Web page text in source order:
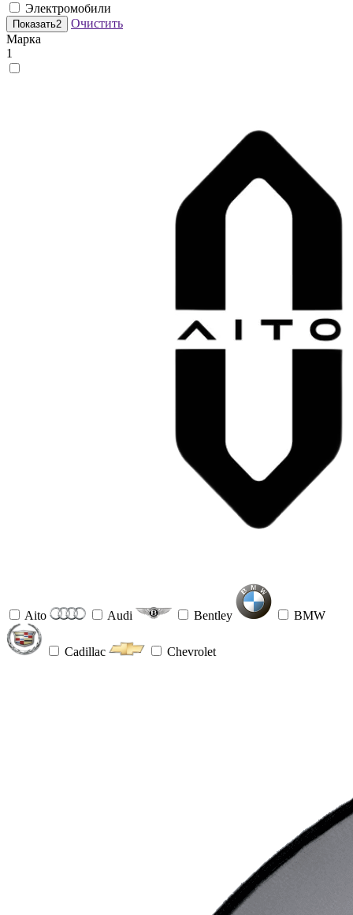
Электромобили
Показать2
Очистить
Марка
1
Aito Audi Bentley BMW
Cadillac Chevrolet